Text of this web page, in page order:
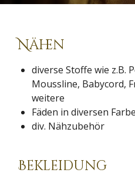
Nähen
diverse Stoffe wie z.B.
Moussline, Babycord,
weitere
Fäden in diversen
div. Nähzubehör
Bekleidung